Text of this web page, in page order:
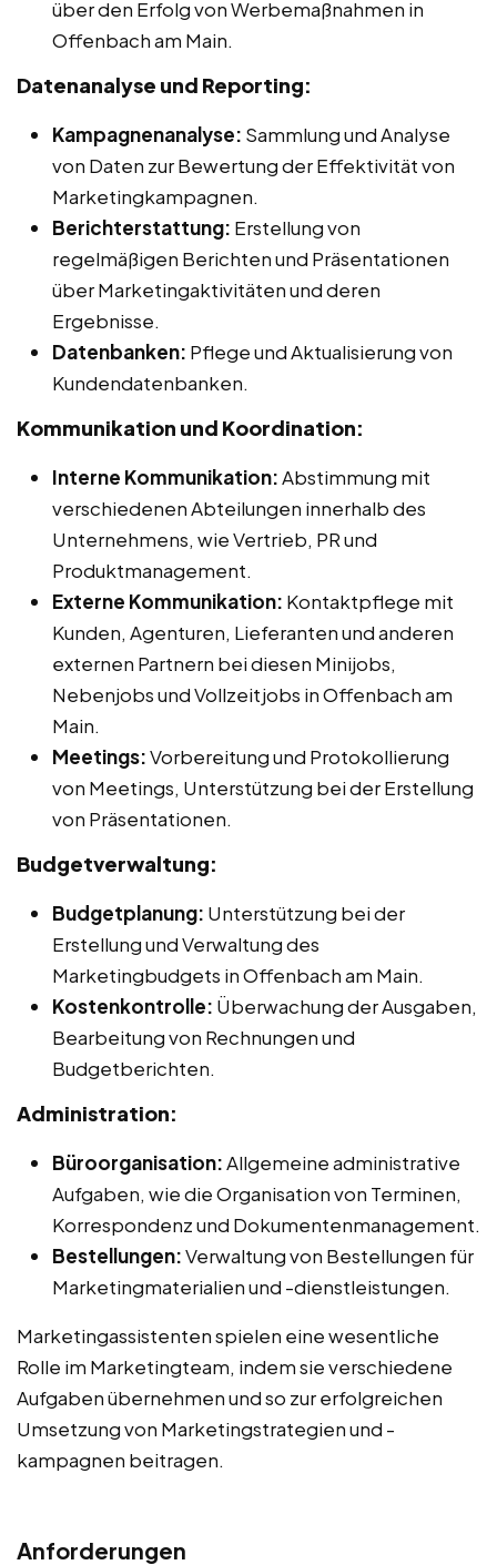
über den Erfolg von Werbemaßnahmen in
Offenbach am Main.
Datenanalyse und Reporting:
Kampagnenanalyse: Sammlung und Analyse
von Daten zur Bewertung der Effektivität von
Marketingkampagnen.
Berichterstattung: Erstellung von
regelmäßigen Berichten und Präsentationen
über Marketingaktivitäten und deren
Ergebnisse.
Datenbanken: Pflege und Aktualisierung von
Kundendatenbanken.
Kommunikation und Koordination:
Interne Kommunikation:Abstimmung mit
verschiedenen Abteilungen innerhalb des
Unternehmens, wie Vertrieb, PR und
Produktmanagement.
Externe Kommunikation: Kontaktpflege mit
Kunden, Agenturen, Lieferanten und anderen
externen Partnern bei diesen Minijobs,
Nebenjobs und Vollzeitjobs in Offenbach am
Main.
Meetings:Vorbereitung und Protokollierung
von Meetings, Unterstützung bei der Erstellung
von Präsentationen.
Budgetverwaltung:
Budgetplanung: Unterstützung bei der
Erstellung und Verwaltung des
Marketingbudgets in Offenbach am Main.
Kostenkontrolle: Überwachung der Ausgaben,
Bearbeitung von Rechnungen und
Budgetberichten.
Administration:
Büroorganisation:Allgemeine administrative
Aufgaben, wie die Organisation von Terminen,
Korrespondenz und Dokumentenmanagement.
Bestellungen:Verwaltung von Bestellungen für
Marketingmaterialien und -dienstleistungen.
Marketingassistenten spielen eine wesentliche
Rolle im Marketingteam, indem sie verschiedene
Aufgaben übernehmen und so zur erfolgreichen
Umsetzung von Marketingstrategien und -
kampagnen beitragen.
Anforderungen